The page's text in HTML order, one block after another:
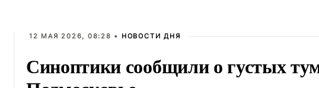
12 МАЯ 2026, 08:28 • НОВОСТИ ДНЯ
Синоптики сообщили о густых